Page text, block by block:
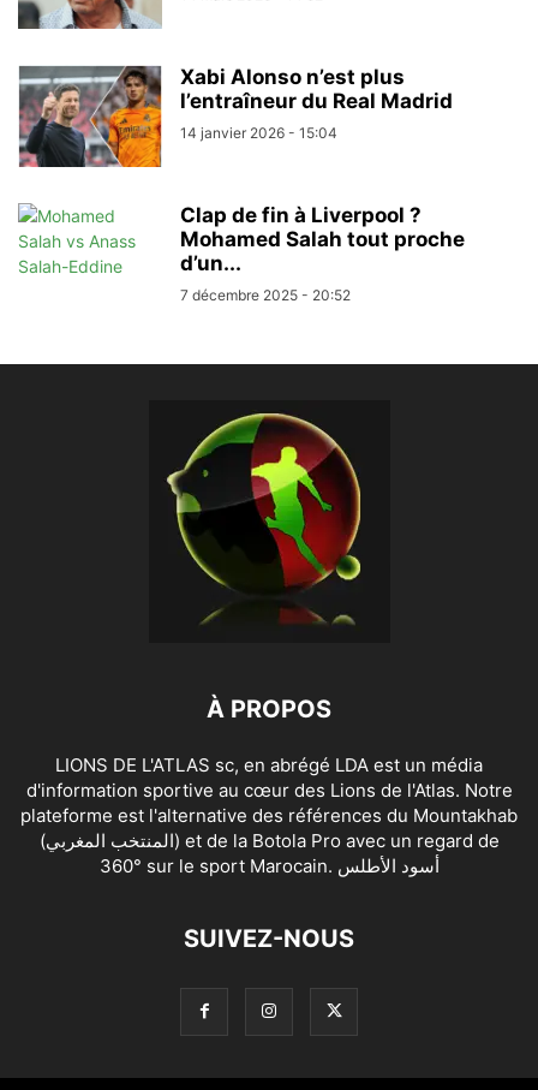
Xabi Alonso n’est plus
l’entraîneur du Real Madrid
14 janvier 2026 - 15:04
Clap de fin à Liverpool ?
Mohamed Salah tout proche
d’un...
7 décembre 2025 - 20:52
À PROPOS
LIONS DE L'ATLAS sc, en abrégé LDA est un média
d'information sportive au cœur des Lions de l'Atlas. Notre
plateforme est l'alternative des références du Mountakhab
(المنتخب المغربي) et de la Botola Pro avec un regard de
360° sur le sport Marocain. أسود الأطلس
SUIVEZ-NOUS